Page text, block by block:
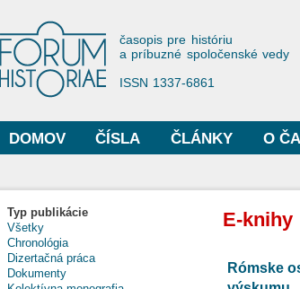
Forum Historiae
časopis pre históriu
a príbuzné spoločenské vedy
ISSN 1337-6861
Hlavné menu
DOMOV ČÍSLA ČLÁNKY O
Typ publikácie
Všetky
Chronológia
Dizertačná práca
Dokumenty
E-knihy
Rómske